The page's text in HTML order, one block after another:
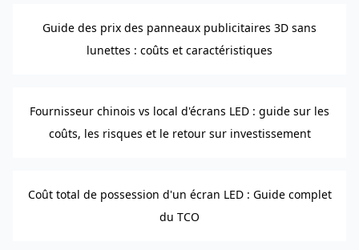
Guide des prix des panneaux publicitaires 3D sans
lunettes : coûts et caractéristiques
Fournisseur chinois vs local d'écrans LED : guide sur les
coûts, les risques et le retour sur investissement
Coût total de possession d'un écran LED : Guide complet
du TCO